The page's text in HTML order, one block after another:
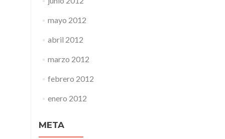
mayo 2012
abril 2012
marzo 2012
febrero 2012
enero 2012
META